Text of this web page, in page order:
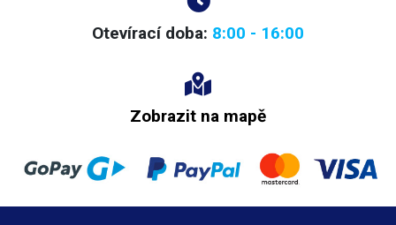
Otevírací doba: 8:00 - 16:00
Zobrazit na mapě